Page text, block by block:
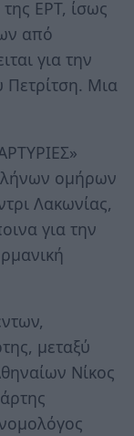
ΕΡΤ, ίσως
από
για την
Πετρίτση. Μια
ομήρων
Λακωνίας,
για την
μεταξύ
Νίκος